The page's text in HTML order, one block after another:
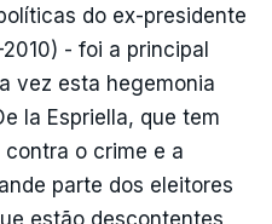
do ex-presidente
- foi a principal
vez esta hegemonia
la Espriella, que tem
o crime e a
parte dos eleitores
estão descontentes